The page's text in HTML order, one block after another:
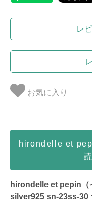
レ
お気に入り
hirondelle et
hirondelle et pepin（
silver925 sn-23ss-30